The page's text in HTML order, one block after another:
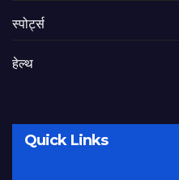
स्पोर्ट्स
हेल्थ
Quick Links